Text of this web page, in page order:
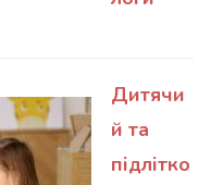
Дитячи
й та
підлітко